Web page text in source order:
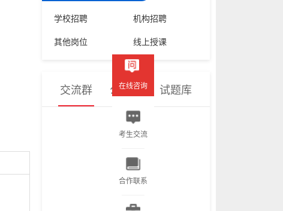
在线咨询
考生交流
合作联系
学校招聘
机构招聘
其他岗位
线上授课
交流群 公众号 试题库